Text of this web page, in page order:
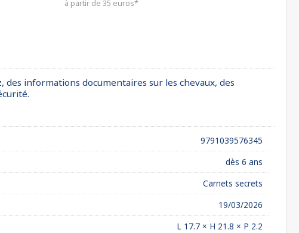
à partir de 35 euros*
informations documentaires sur les chevaux, des
9791039576345
dès 6 ans
Carnets secrets
19/03/2026
L 17.7 × H 21.8 × P 2.2